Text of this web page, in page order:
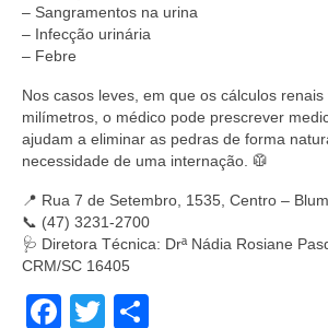
– Sangramentos na urina
– Infecção urinária
– Febre
Nos casos leves, em que os cálculos
milímetros, o médico pode prescrever
ajudam a eliminar as pedras de forma
necessidade de uma internação. 🥼
📍 Rua 7 de Setembro, 1535, Centro –
📞 (47) 3231-2700
🩺 Diretora Técnica: Drª Nádia Rosiane
CRM/SC 16405
Facebook
Twitter